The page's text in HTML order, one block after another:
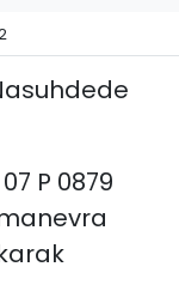
P 0879